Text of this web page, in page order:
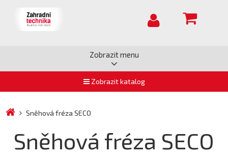
Zobrazit menu
Zobrazit katalog
Sněhová fréza SECO
Sněhová fréza SECO